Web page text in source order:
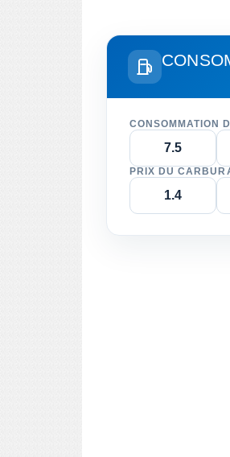
CONSOMMATION
PRIX DU